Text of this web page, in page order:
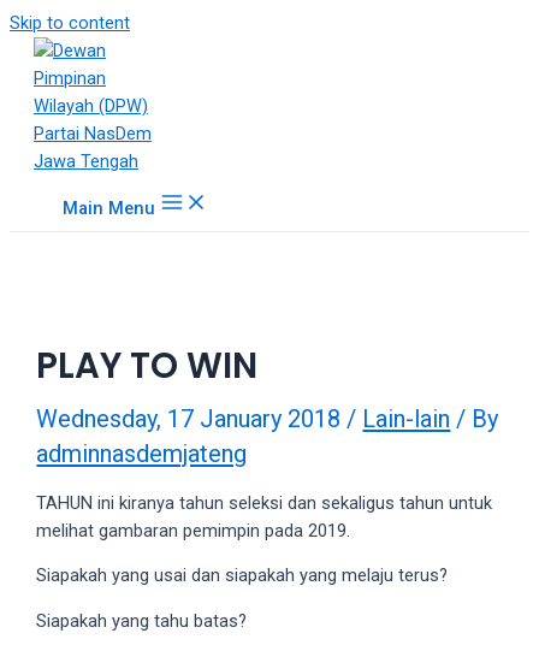
18Tube.tv
free
hosting
service
your
verified
user
upload
website
Skip to content
Main Menu
PLAY TO WIN
Wednesday, 17 January 2018/ Lain-lain / By
adminnasdemjateng
TAHUN ini kiranya tahun seleksi dan sekaligus tahun untuk
melihat gambaran pemimpin pada 2019.
Siapakah yang usai dan siapakah yang melaju terus?
Siapakah yang tahu batas?